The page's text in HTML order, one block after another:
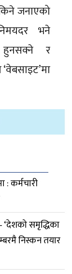
जनाएको
भने
र
: कर्मचारी
समृद्धिका
निस्कन तयार